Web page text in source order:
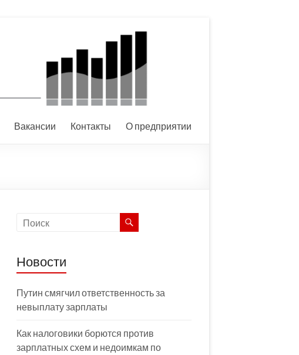
Вакансии Контакты О предприятии
Новости
Путин смягчил ответственность за
невыплату зарплаты
Как налоговики борются против
зарплатных схем и недоимкам по